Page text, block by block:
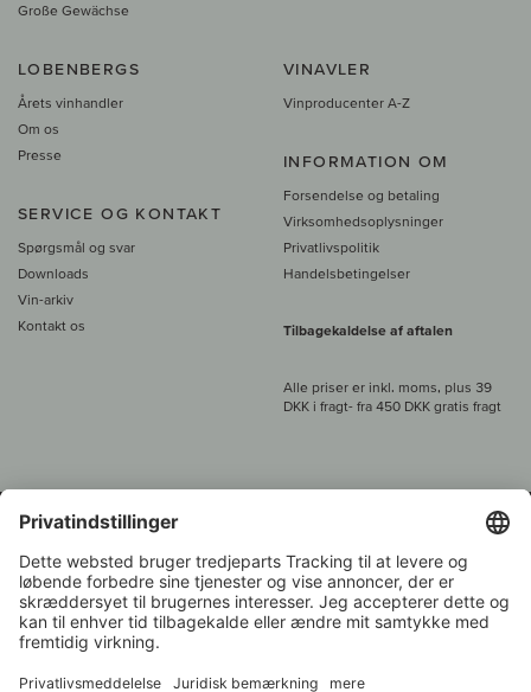
Große Gewächse
LOBENBERGS
Årets vinhandler
Om os
Presse
SERVICE OG KONTAKT
Spørgsmål og svar
Downloads
Vin-arkiv
Kontakt os
VINAVLER
Vinproducenter A-Z
INFORMATION OM
Forsendelse og betaling
Virksomhedsoplysninger
Privatlivspolitik
Handelsbetingelser
Tilbagekaldelse af aftalen
Alle priser er inkl. moms, plus 39
DKK i fragt- fra 450 DKK gratis fragt
Kundeservice:
+49 421 696 797-0
1.000 vinavlere –
Over 7.000 vine
Vinhandler